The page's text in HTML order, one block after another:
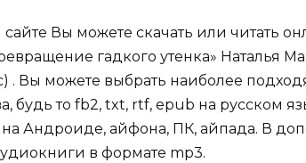
Вы можете скачать или читать
гадкого утенка» Наталья
. Вы можете выбрать наиболее
будь то fb2, txt, rtf, epub на русском
Андроиде, айфона, ПК, айпада. В
в формате mp3.